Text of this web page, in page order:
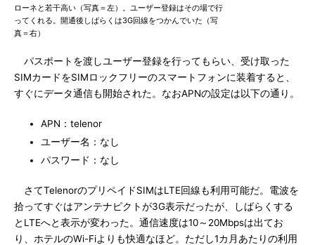
ローネと若干高い（写真＝左）。ユーザー登録はその場で行
ってくれる。開通後しばらくは3G回線をつかんでいた（写
真＝右）
パスポートを渡しユーザー登録を行ってもらい、受け取った
SIMカードをSIMロックフリーのスマートフォンに装着すると、
すぐにデータ通信も開始された。なおAPNの設定は以下の通り。
APN：telenor
ユーザー名：なし
パスワード：なし
さてTelenorのプリペイドSIMはLTE回線も利用可能だ。電波を
拾ってすぐはアンテナピクトが3G表示だったが、しばらくする
とLTEへと表示が変わった。通信速度は10～20Mbpsは出てお
り、ホテルのWi-Fiよりも快適なほど。ただし1カ月あたりの利用